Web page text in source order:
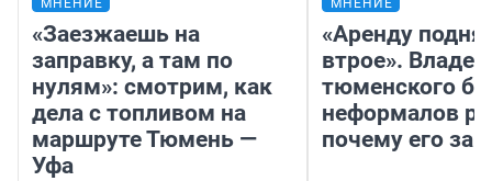
МНЕНИЕ
«Заезжаешь на
заправку, а там по
нулям»: смотрим, как
дела с топливом на
маршруте Тюмень —
Уфа
МНЕНИЕ
«Аренду
втрое».
тюменского
неформалов
почему его